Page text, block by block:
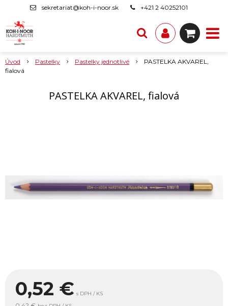
sekretariat@koh-i-noor.sk +421 2 40252101
Úvod Pastelky Pastelky jednotlivé
PASTELKA AKVAREL,
fialová
PASTELKA AKVAREL, fialová
0,52 € s DPH / KS